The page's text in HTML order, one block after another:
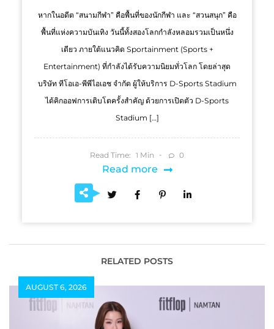
หากในอดีต “สนามกีฬา” คือพื้นที่ของนักกีฬา และ “สวนสนุก” คือ
พื้นที่แห่งความบันเทิง วันนี้ทั้งสองโลกกำลังหลอมรวมเป็นหนึ่ง
เดียว ภายใต้แนวคิด Sportainment (Sports +
Entertainment) ที่กำลังได้รับความนิยมทั่วโลก โดยล่าสุด
บริษัท ทีโอเอ-พีพีไอเอช จำกัด ผู้ให้บริการ D-Sports Stadium
ได้คิกออฟการเติบโตครั้งสำคัญ ด้วยการเปิดตัว D-Sports
Stadium […]
Read Time: 1 Min 0
Read more
RELATED POSTS
AUGUST 6, 2026